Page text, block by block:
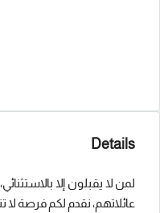
Details
لمن لا يقبلون إلا
عائلاتهم، نقدم لكم فرصة لا